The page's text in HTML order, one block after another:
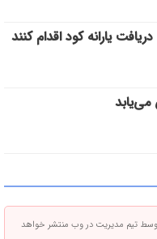
یارانه کود اقدام کنند
تیم مدیریت در وب منتشر خواهد